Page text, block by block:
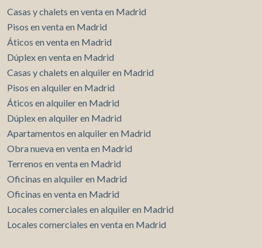
Casas y chalets en venta en Madrid
Pisos en venta en Madrid
Áticos en venta en Madrid
Dúplex en venta en Madrid
Casas y chalets en alquiler en Madrid
Pisos en alquiler en Madrid
Áticos en alquiler en Madrid
Dúplex en alquiler en Madrid
Apartamentos en alquiler en Madrid
Obra nueva en venta en Madrid
Terrenos en venta en Madrid
Oficinas en alquiler en Madrid
Oficinas en venta en Madrid
Locales comerciales en alquiler en Madrid
Locales comerciales en venta en Madrid